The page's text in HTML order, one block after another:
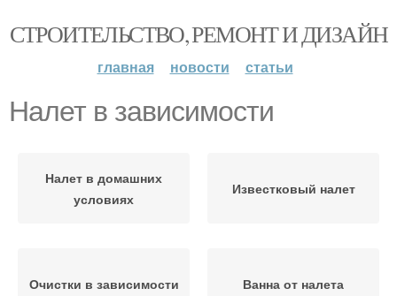
СТРОИТЕЛЬСТВО, РЕМОНТ И ДИЗАЙН
главная новости статьи
Налет в зависимости
Налет в домашних
условиях
Известковый налет
Очистки в зависимости Ванна от налета